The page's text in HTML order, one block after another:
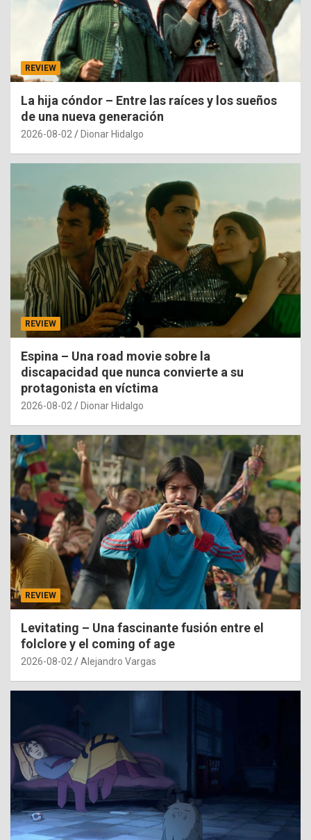
REVIEW
La hija cóndor – Entre las raíces y los sueños
de una nueva generación
2026-08-02 Dionar Hidalgo
REVIEW
Espina – Una road movie sobre la
discapacidad que nunca convierte a su
protagonista en víctima
2026-08-02 Dionar Hidalgo
REVIEW
Levitating – Una fascinante fusión entre el
folclore y el coming of age
2026-08-02 Alejandro Vargas